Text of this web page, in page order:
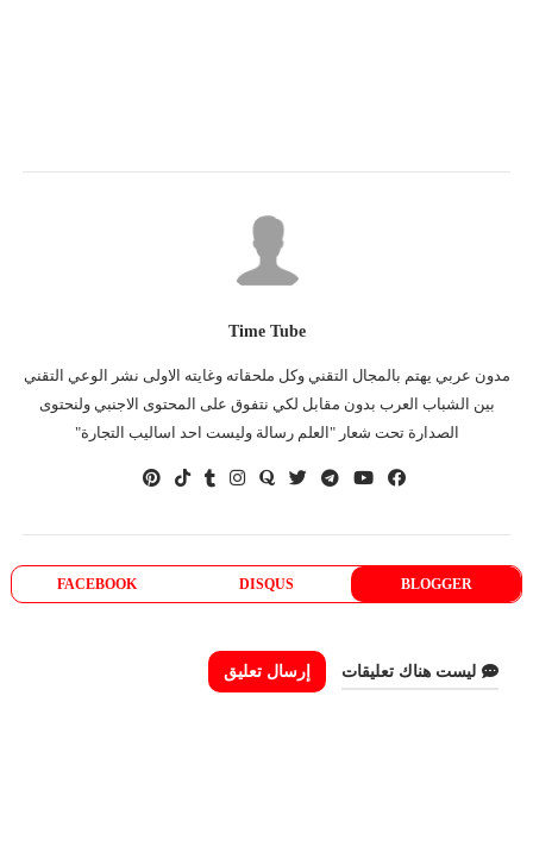
Time Tube
مدون عربي يهتم بالمجال التقني وكل ملحقاته وغايته الاولى نشر الوعي التقني
بين الشباب العرب بدون مقابل لكي نتفوق على المحتوى الاجنبي ولنحتوى
الصدارة تحت شعار "العلم رسالة وليست احد اساليب التجارة"
BLOGGER
DISQUS
FACEBOOK
ليست هناك تعليقات إرسال تعليق